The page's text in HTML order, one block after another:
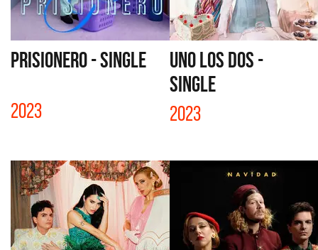
PRISIONERO - SINGLE
2023
UNO LOS DOS -
SINGLE
2023